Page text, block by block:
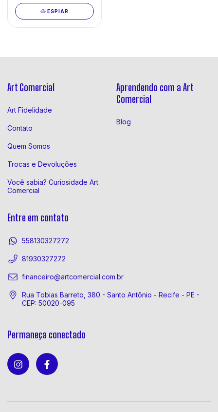
ESPIAR
Art Comercial
Art Fidelidade
Contato
Quem Somos
Trocas e Devoluções
Você sabia? Curiosidade Art
Comercial
Aprendendo com a Art
Comercial
Blog
Entre em contato
558130327272
81930327272
financeiro@artcomercial.com.br
Rua Tobias Barreto, 380 - Santo Antônio - Recife - PE -
CEP: 50020-095
Permaneça conectado